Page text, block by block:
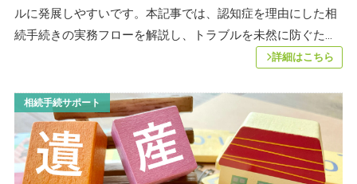
ルに発展しやすいです。本記事では、認知症を理由にした相
続手続きの実務フローを解説し、トラブルを未然に防ぐた...
詳細はこちら
相続手続サポート